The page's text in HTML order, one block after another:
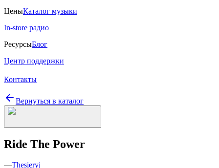
ЦеныКаталог музыки
In-store радио
РесурсыБлог
Центр поддержки
Контакты
Вернуться в каталог
Ride The Power
—Thesieryj